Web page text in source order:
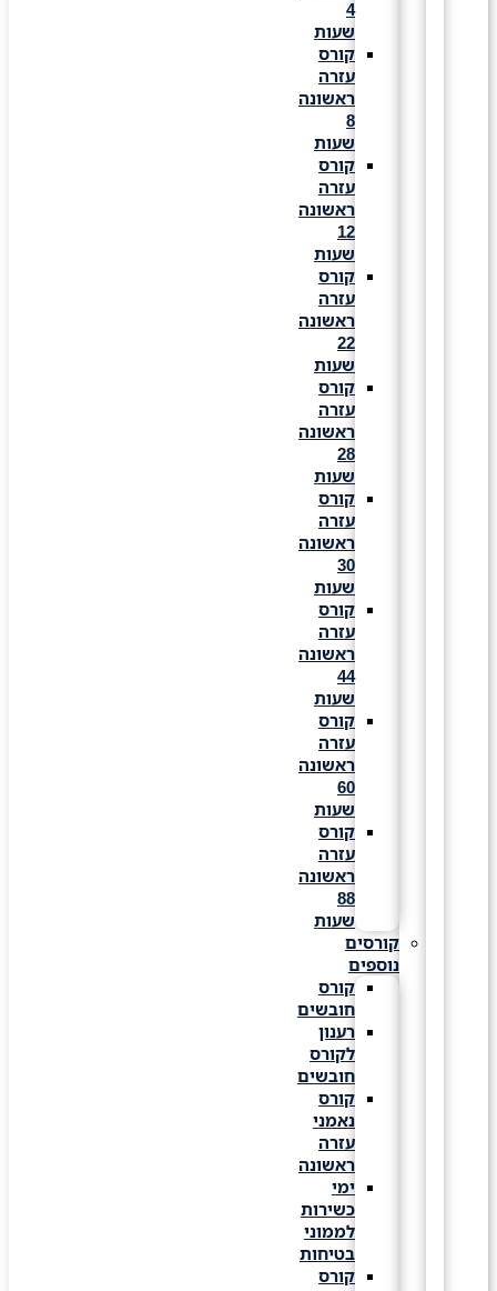
שעות
קורס
עזרה
ראשונה
שעות
קורס
עזרה
ראשונה
שעות
קורס
עזרה
ראשונה
שעות
קורס
עזרה
ראשונה
שעות
קורס
עזרה
ראשונה
שעות
קורס
עזרה
ראשונה
שעות
קורס
עזרה
ראשונה
שעות
קורס
עזרה
ראשונה
שעות
קורסים
נוספים
קורס
חובשים
רענון
לקורס
חובשים
קורס
נאמני
עזרה
ראשונה
ימי
כשירות
לממוני
בטיחות
קורס